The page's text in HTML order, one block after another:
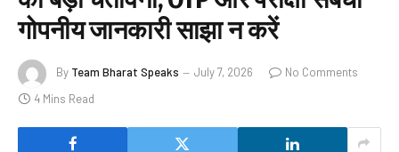
गोपनीय जानकारी साझा न करें
By Team Bharat Speaks July 7, 2026
No Comments
4 Mins Read